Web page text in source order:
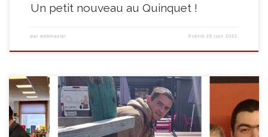
Un petit nouveau au Quinquet !
par webmaster Publié28 juin 2022
Le parcours d’un stagiaire au sein du Quinquet a souvent un objectif